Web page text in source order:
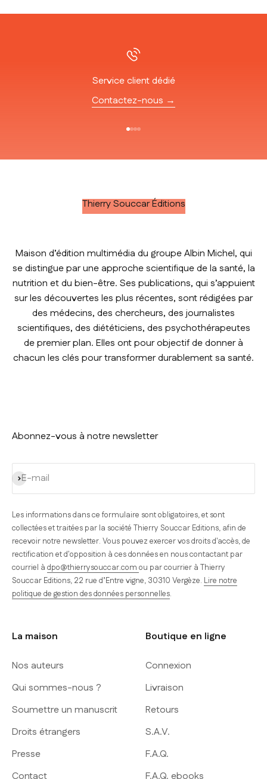
Service client dédié
Contactez-nous →
Thierry Souccar Éditions
Maison d’édition multimédia du groupe Albin Michel, qui
se distingue par une approche scientifique de la santé, la
nutrition et du bien-être. Ses publications, qui s’appuient
sur les découvertes les plus récentes, sont rédigées par
des médecins, des chercheurs, des journalistes
scientifiques, des diététiciens, des psychothérapeutes
de premier plan. Elles ont pour objectif de donner à
chacun les clés pour transformer durablement sa santé.
Abonnez-vous à notre newsletter
E-mail
S'inscrire
Les informations dans ce formulaire sont obligatoires, et sont
collectées et traitées par la société Thierry Souccar Editions, afin de
recevoir notre newsletter. Vous pouvez exercer vos droits d'accès, de
rectification et d'opposition à ces données en nous contactant par
courriel à dpo@thierrysouccar.com ou par courrier à Thierry
Souccar Editions, 22 rue d’Entre vigne, 30310 Vergèze. Lire notre
politique de gestion des données personnelles.
La maison
Nos auteurs
Qui sommes-nous ?
Soumettre un manuscrit
Droits étrangers
Presse
Boutique en ligne
Connexion
Livraison
Retours
S.A.V.
F.A.Q.